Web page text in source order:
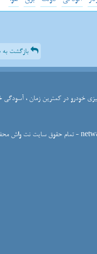
بازگشت
خودرو در کمترین زمان ، آسودگی